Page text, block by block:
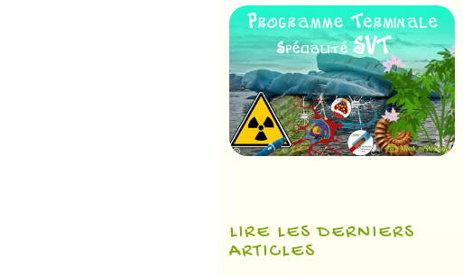
LIRE LES DERNIERS
ARTICLES